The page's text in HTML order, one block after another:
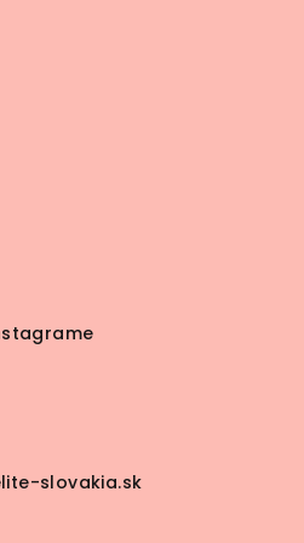
slovakia.sk